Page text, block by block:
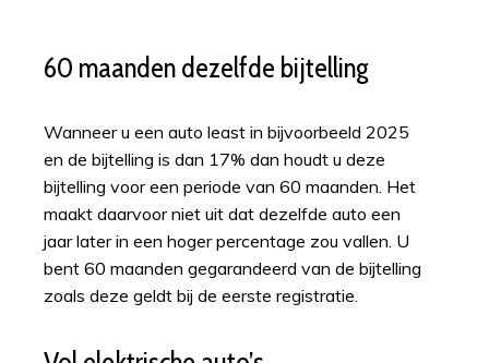
60 maanden dezelfde bijtelling
Wanneer u een auto least in bijvoorbeeld 2025
en de bijtelling is dan 17% dan houdt u deze
bijtelling voor een periode van 60 maanden. Het
maakt daarvoor niet uit dat dezelfde auto een
jaar later in een hoger percentage zou vallen. U
bent 60 maanden gegarandeerd van de bijtelling
zoals deze geldt bij de eerste registratie.